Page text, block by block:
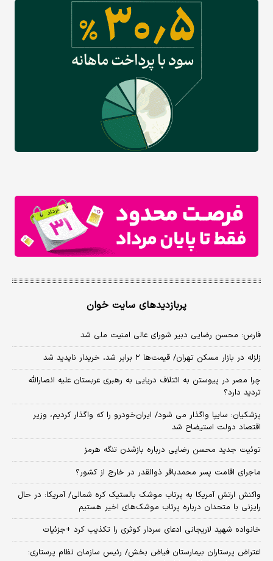
پربازدیدهای سایت خوان
فارس: محسن رضایی دبیر شورای عالی امنیت ملی شد
زلزله در بازار مسکن تهران/ قیمت‌ها ۲ برابر شد، خریدار ناپدید شد
چرا مصر در پیوستن به ائتلاف دریایی به رهبری عربستان علیه انصارالله
تردید دارد؟
پزشکیان: سایپا واگذار می شود/ ایران‌خودرو را که واگذار کردیم، وزیر
اقتصاد دولت استیضاح شد
توئیت جدید محسن رضایی درباره بازشدن تنگه هرمز
ماجرای اقامت پسر محمدباقر ذوالقدر در خارج از کشور؟
واکنش ارتش آمریکا به پرتاب موشک بالستیک کره شمالی/ آمریکا: در حال
رایزنی با متحدان درباره پرتاب موشک‌های اخیر هستیم
خانواده شهید لاریجانی ادعای سردار کوثری را تکذیب کرد +جزئیات
اعتراض پرستاران بیمارستان فیاض بخش/ رئیس سازمان نظام پرستاری: